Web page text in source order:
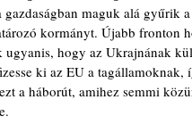
maguk alá gyűrik
kormányt. Újabb fronton
ugyanis, hogy az Ukrajnának
ki az EU a tagállamoknak,
a háborút, amihez semmi